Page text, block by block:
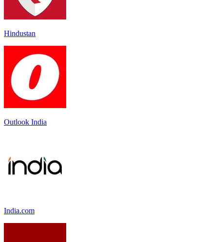
Hindustan
Outlook India
India.com